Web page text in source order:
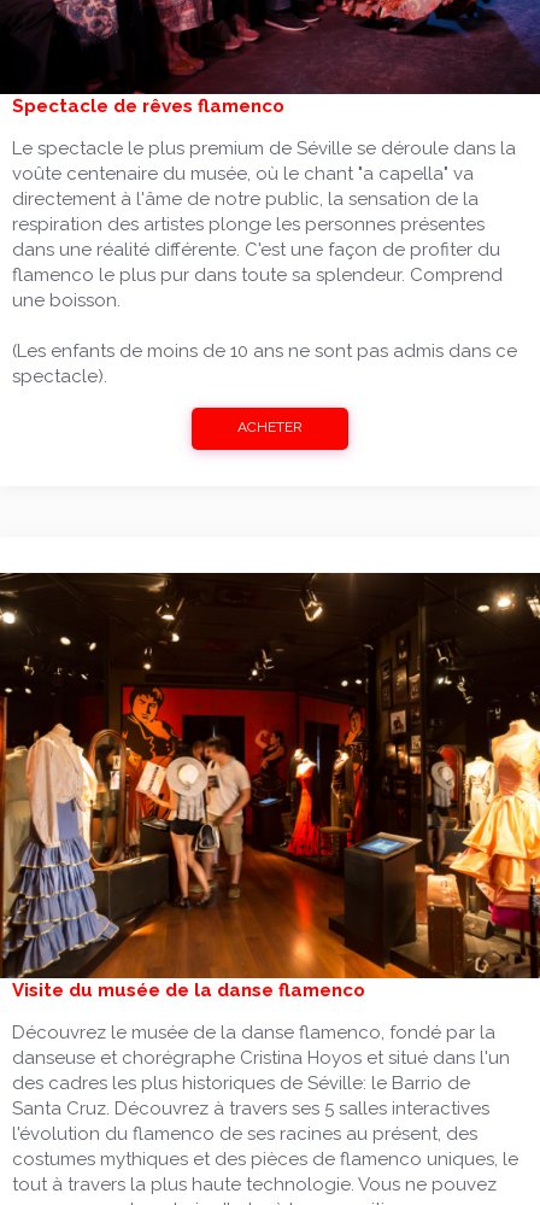
Spectacle de rêves flamenco
Le spectacle le plus premium de Séville se déroule dans la
voûte centenaire du musée, où le chant "a capella" va
directement à l'âme de notre public, la sensation de la
respiration des artistes plonge les personnes présentes
dans une réalité différente. C'est une façon de profiter du
flamenco le plus pur dans toute sa splendeur. Comprend
une boisson.
(Les enfants de moins de 10 ans ne sont pas admis dans ce
spectacle).
ACHETER
Visite du musée de la danse flamenco
Découvrez le musée de la danse flamenco, fondé par la
danseuse et chorégraphe Cristina Hoyos et situé dans l'un
des cadres les plus historiques de Séville: le Barrio de
Santa Cruz. Découvrez à travers ses 5 salles interactives
l'évolution du flamenco de ses racines au présent, des
costumes mythiques et des pièces de flamenco uniques, le
tout à travers la plus haute technologie. Vous ne pouvez